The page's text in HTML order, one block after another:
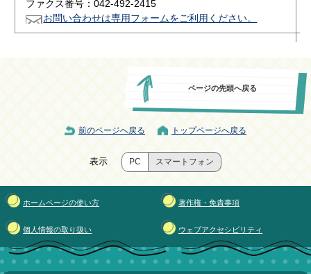
ファクス番号：042-492-2415
お問い合わせは専用フォームをご利用ください。
ページの先頭へ戻る
前のページへ戻る トップページへ戻る
表示 PC スマートフォン
ホームページの使い方 著作権・免責事項
個人情報の取り扱い ウェブアクセシビリティ